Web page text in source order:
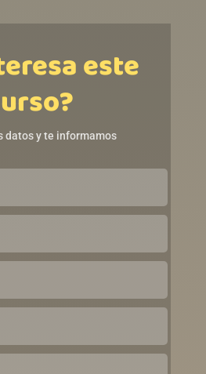
este
datos y te informamos